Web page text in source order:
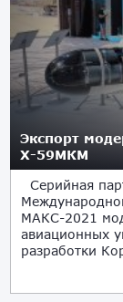
Экспорт
Х-59МКМ
Серийная
МАКС-2021
авиационных
разработки